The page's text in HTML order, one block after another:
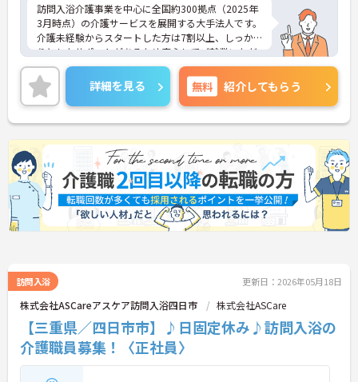
訪問入浴介護事業を中心に全国約300拠点（2025年
3月時点）の介護サービスを展開する大手法人です。
介護未経験からスタートした方は7割以上、しっか
りとしたサポートがあるため安心してご就業いただ
けます。お風呂に入れなくて困っている方に、手を
差し伸べてあげられるとてもやりがいのあるお仕事
です。ご興味ある方には、面接対策ポイントなど、
さらに詳細をお話しいたしますのでお気軽にご相談
ください！
詳細を見る 無料 紹介してもらう
訪問入浴 更新日：2026年05月18日
株式会社ASCareアスケア訪問入浴四日市 株式会社ASCare
【三重県／四日市市】♪日固定休み♪訪問入浴の
介護職員募集！〈正社員〉